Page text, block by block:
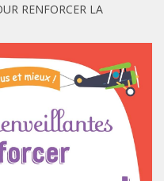
RENFORCER LA